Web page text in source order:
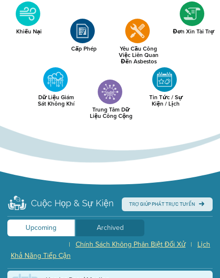
Khiếu Nại
Cấp Phép Yêu Cầu Công
Việc Liên Quan
Đến Asbestos
Đơn Xin Tài Trợ
Dữ Liệu Giám
Sát Không Khí
Trung Tâm Dữ
Liệu Công Cộng
Tin Tức / Sự
Kiện / Lịch
Cuộc Họp & Sự Kiện TRỢ GIÚP PHÁT TRỰC TUYẾN
Upcoming
Archived
Lịch
|
Chính Sách Không Phân Biệt Đối Xử
|
Khả Năng Tiếp Cận